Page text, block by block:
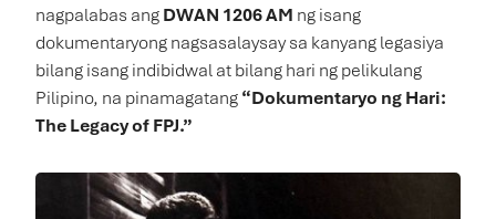
nagpalabas angDWAN 1206 AM ng isang
dokumentaryong nagsasalaysay sa kanyang legasiya
bilang isang indibidwal at bilang hari ng pelikulang
Pilipino, na pinamagatang“Dokumentaryo ng Hari:
The Legacy of FPJ.”